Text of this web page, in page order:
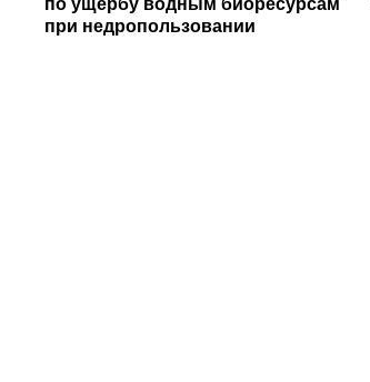
по ущербу водным биоресурсам
при недропользовании